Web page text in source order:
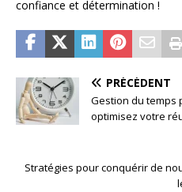
confiance et détermination !
PRÉCÉDENT
Gestion du temps
optimisez votre
Stratégies pour conquérir de